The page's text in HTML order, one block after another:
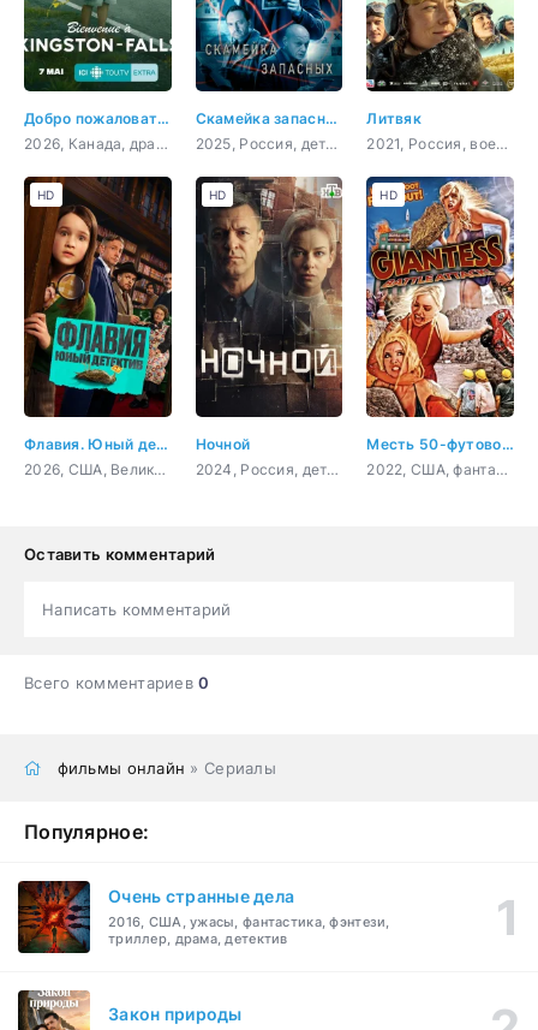
Добро пожаловать в Кингстон-Фолс
2026, Канада, драма, комедия, криминал
Скамейка запасных
2025, Россия, детектив
Литвяк
2021, Россия, военный, история, биография
Флавия. Юный детекти
2026, США, Великобритания, комедия, детектив, приключения, семейный
HD
Ночной
2024, Россия, детектив
HD
Месть 50-футовой вебкамщицы
2022, США, фантастика, фэнтези, комедия
HD
Оставить комментарий
Написать комментарий
Всего комментариев0
фильмы онлайн » Сериалы
Популярное:
Очень странные дела
2016, США, ужасы, фантастика, фэнтези,
триллер, драма, детектив
Закон природы